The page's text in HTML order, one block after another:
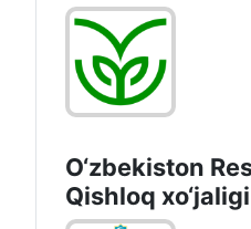
O‘zbekiston
Qishloq